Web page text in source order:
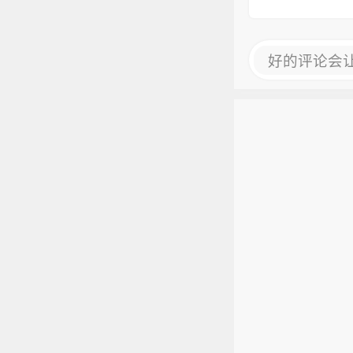
好的评论会